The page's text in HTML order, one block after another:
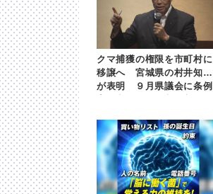
クマ捕獲の権限を市町村に
移譲へ 宮城県の村井知事
が表明 ９月県議会に条例